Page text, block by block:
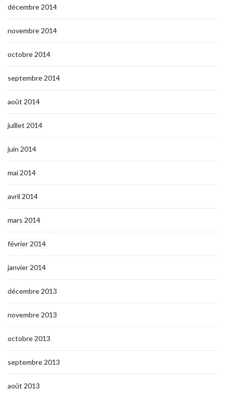
décembre 2014
novembre 2014
octobre 2014
septembre 2014
août 2014
juillet 2014
juin 2014
mai 2014
avril 2014
mars 2014
février 2014
janvier 2014
décembre 2013
novembre 2013
octobre 2013
septembre 2013
août 2013